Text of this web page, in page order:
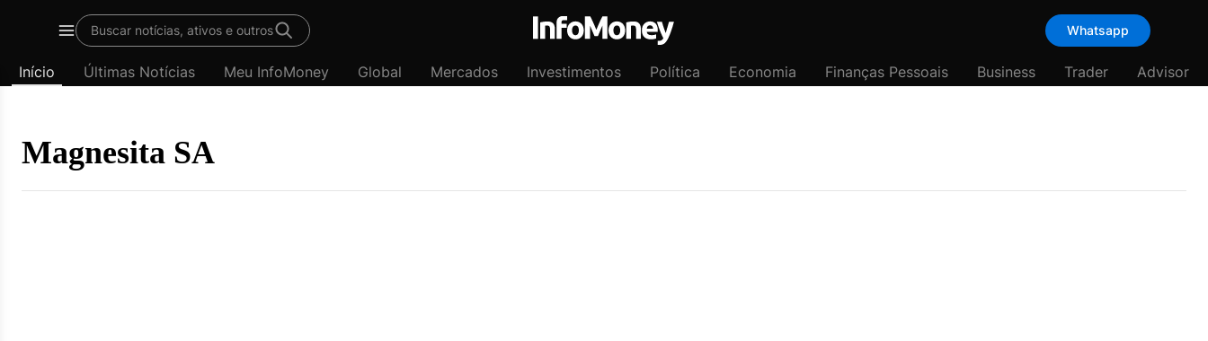
Últimas
InfoMoney
Menu
Buscar notícias, ativos e outros Whatsapp
Início Últimas Notícias Meu InfoMoney Global Mercados Investimentos Política Economia Finanças Pessoais Business Trader Advisor
Magnesita SA